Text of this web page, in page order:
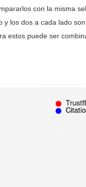
con la misma
los dos a cada lado son
estos puede ser